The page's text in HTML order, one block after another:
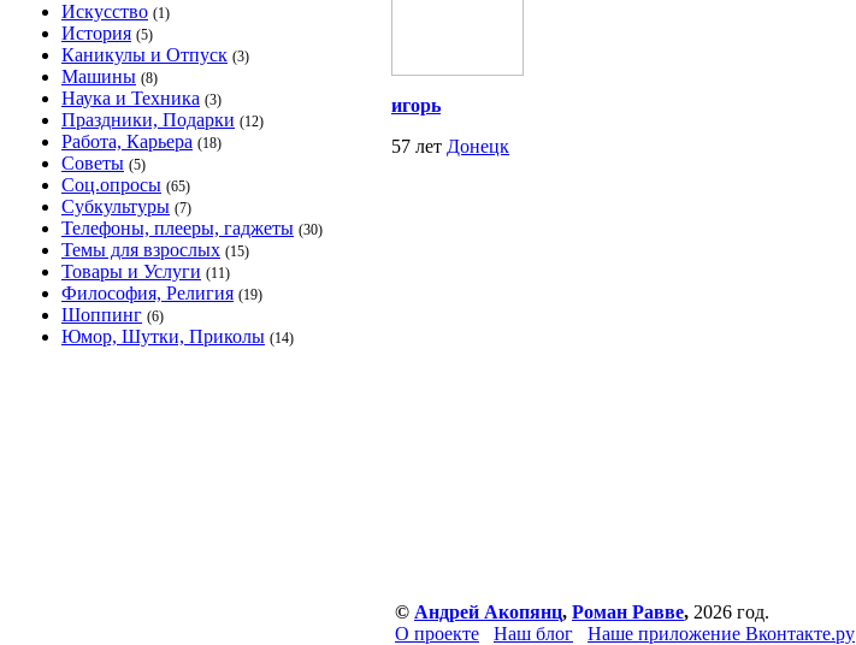
Искусство (1)
История (5)
Каникулы и Отпуск (3)
Машины (8)
Наука и Техника (3)
Праздники, Подарки (12)
Работа, Карьера (18)
Советы (5)
Соц.опросы (65)
Субкультуры (7)
Телефоны, плееры, гаджеты (30)
Темы для взрослых (15)
Товары и Услуги (11)
Философия, Религия (19)
Шоппинг (6)
Юмор, Шутки, Приколы (14)
игорь
57 лет Донецк
© Андрей Акопянц, Роман Равве, 2026 год.
О проекте
Наш блог Наше приложение Вконтакте.ру